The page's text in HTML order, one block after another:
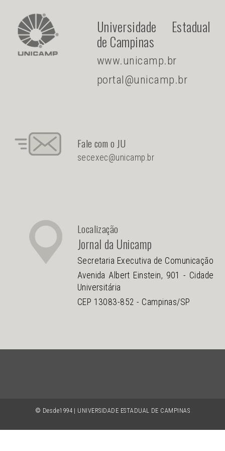
© Desde1994 | UNIVERSIDADE ESTADUAL DE CAMPINAS
Universidade Estadual
de Campinas
www.unicamp.br
portal@unicamp.br
Fale com o JU
secexec@unicamp.br
Localização
Jornal da Unicamp
Secretaria Executiva de Comunicação
Avenida Albert Einstein, 901 - Cidade
Universitária
CEP 13083-852 - Campinas/SP